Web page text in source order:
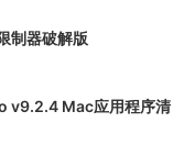
制器破解版
v9.2.4 Mac应用程序清